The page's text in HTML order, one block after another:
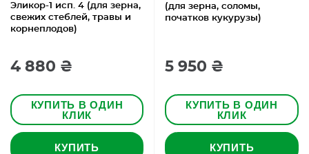
Эликор-1 исп. 4 (для зерна,
свежих стеблей, травы и
корнеплодов)
4 880 ₴
КУПИТЬ В ОДИН
КЛИК
КУПИТЬ
(для зерна, соломы,
початков кукурузы)
5 950 ₴
КУПИТЬ В ОДИН
КЛИК
КУПИТЬ